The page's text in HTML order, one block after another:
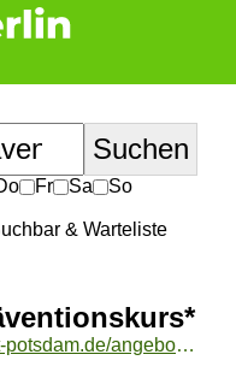
Fr Sa
So
& Warteliste
https://buchung.hochschulsport-potsdam.de/angebote/aktueller_zeitraum/_Yoga_-_Iyengar_-_Praeventionskurs_.html